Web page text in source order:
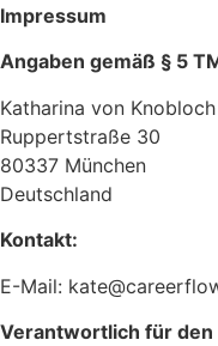
Impressum
Angaben gemäß § 5
Katharina von
Ruppertstraße 30
80337 München
Deutschland
Kontakt:
E-Mail:
Verantwortlich für den